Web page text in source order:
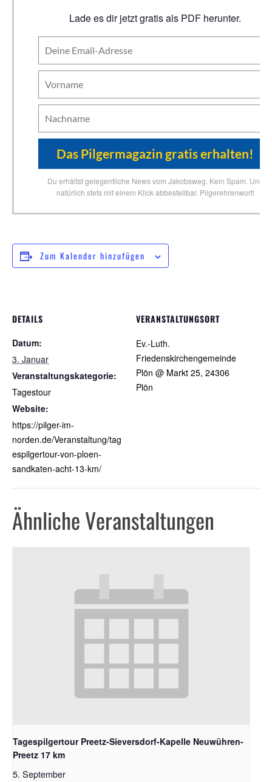
Lade es dir jetzt gratis als PDF herunter.
Du erhältst gelegentliche News vom Jakobsweg. Kein Spam. Und
natürlich stets mit einem Klick abbestellbar. Pilgerehrenwort!
Zum Kalender hinzufügen
DETAILS
Datum:
3. Januar
Veranstaltungskategorie:
Tagestour
Website:
https://pilger-im-
norden.de/Veranstaltung/tag
espilgertour-von-ploen-
sandkaten-acht-13-km/
VERANSTALTUNGSORT
Ev.-Luth.
Friedenskirchengemeinde
Plön @ Markt 25, 24306
Plön
Ähnliche Veranstaltungen
Tagespilgertour Preetz-Sieversdorf-Kapelle Neuwühren-
Preetz 17 km
5. September